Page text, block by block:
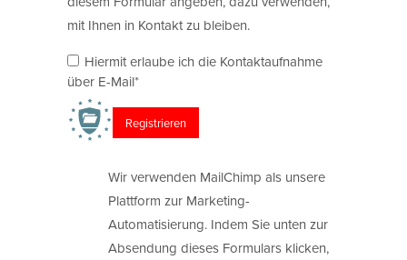
mit Ihnen in Kontakt zu bleiben.
Hiermit erlaube ich die Kontaktaufnahme
über E-Mail*
Wir verwenden MailChimp als unsere
Plattform zur Marketing-
Automatisierung. Indem Sie unten zur
Absendung dieses Formulars klicken,